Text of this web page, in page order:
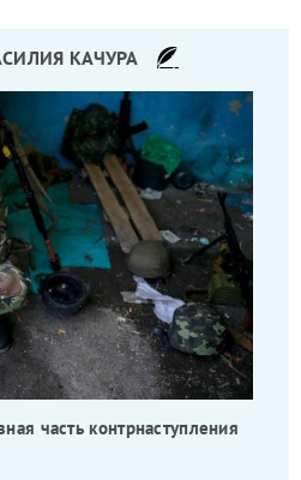
КАЧУРА
часть контрнаступления